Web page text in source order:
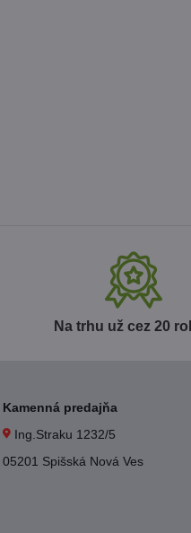
Na trhu už cez 20
Kamenná predajňa
Ing.Straku 1232/5
05201 Spišská Nová Ves